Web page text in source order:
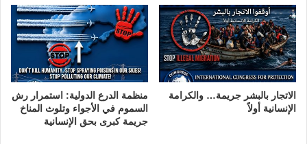
الاتجار بالبشر جريمة… والكرامة
الإنسانية أولاً
منظمة الدرع الدولية: استمرار رش
السموم في الأجواء وتلوث المناخ
جريمة كبرى بحق الإنسانية